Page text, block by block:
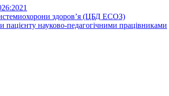
здоров’я (ЦБД ЕСОЗ)
науково-педагогічними працівниками